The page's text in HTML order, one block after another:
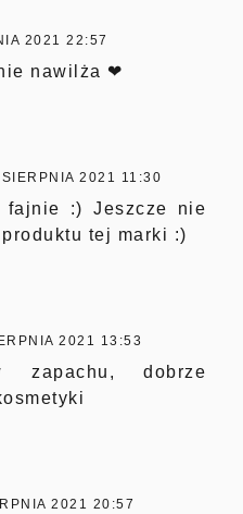
2021 22:57
nawilża ❤
2021 11:30
fajnie :) Jeszcze nie
produktu tej marki :)
2021 13:53
zapachu, dobrze
2021 20:57